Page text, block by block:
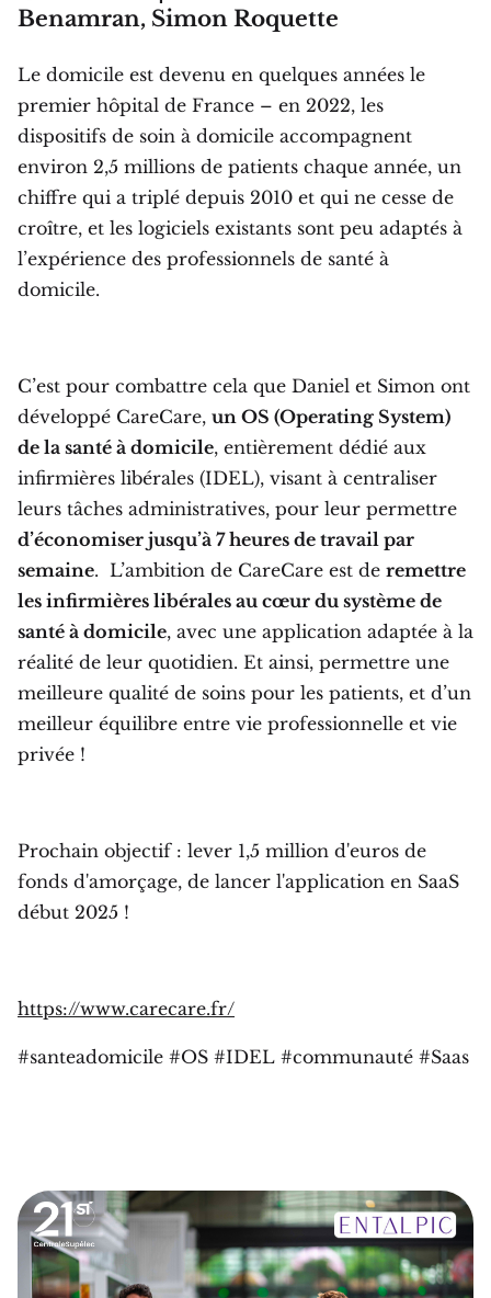
Benamran, Simon Roquette
Le domicile est devenu en quelques années le
premier hôpital de France – en 2022, les
dispositifs de soin à domicile accompagnent
environ 2,5 millions de patients chaque année, un
chiffre qui a triplé depuis 2010 et qui ne cesse de
croître, et les logiciels existants sont peu adaptés à
l’expérience des professionnels de santé à
domicile.
C’est pour combattre cela que Daniel et Simon ont
développé CareCare, un OS (Operating System)
de la santé à domicile, entièrement dédié aux
infirmières libérales (IDEL), visant à centraliser
leurs tâches administratives, pour leur permettre
d’économiser jusqu’à 7 heures de travail par
semaine. L’ambition de CareCare est de remettre
les infirmières libérales au cœur du système de
santé à domicile, avec une application adaptée à la
réalité de leur quotidien. Et ainsi, permettre une
meilleure qualité de soins pour les patients, et d’un
meilleur équilibre entre vie professionnelle et vie
privée !
Prochain objectif : lever 1,5 million d'euros de
fonds d'amorçage, de lancer l'application en SaaS
début 2025 !
https://www.carecare.fr/
#santeadomicile #OS #IDEL #communauté #Saas